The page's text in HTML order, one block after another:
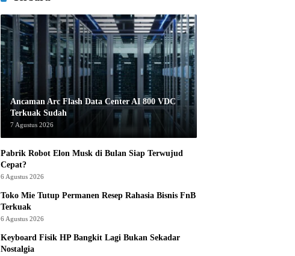
Ancaman Arc Flash Data Center AI 800 VDC
Terkuak Sudah
7 Agustus 2026
Pabrik Robot Elon Musk di Bulan Siap Terwujud
Cepat?
6 Agustus 2026
Toko Mie Tutup Permanen Resep Rahasia Bisnis FnB
Terkuak
6 Agustus 2026
Keyboard Fisik HP Bangkit Lagi Bukan Sekadar
Nostalgia